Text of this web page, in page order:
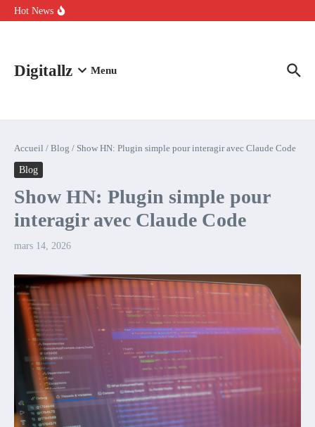
Aller au contenu
Hot News
Comment l’IA simplifie la data de caisse pour la transformer en
Digitallz Menu
Accueil / Blog / Show HN: Plugin simple pour interagir avec Claude Code
Blog
Show HN: Plugin simple pour
interagir avec Claude Code
mars 14, 2026